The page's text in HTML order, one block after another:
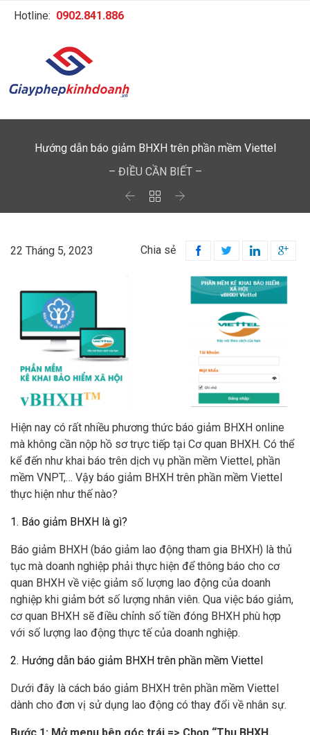
Hotline: 0902.841.886
Hướng dẫn báo giảm BHXH trên phần mềm Viettel
– ĐIỀU CẦN BIẾT –
  
22 Tháng 5, 2023 Chia sẻ    
Hiện nay có rất nhiều phương thức báo giảm BHXH online
mà không cần nộp hồ sơ trực tiếp tại Cơ quan BHXH. Có thể
kể đến như khai báo trên dịch vụ phần mềm Viettel, phần
mềm VNPT,… Vậy báo giảm BHXH trên phần mềm Viettel
thực hiện như thế nào?
1. Báo giảm BHXH là gì?
Báo giảm BHXH (báo giảm lao động tham gia BHXH) là thủ
tục mà doanh nghiệp phải thực hiện để thông báo cho cơ
quan BHXH về việc giảm số lượng lao động của doanh
nghiệp khi giảm bớt số lượng nhân viên. Qua việc báo giảm,
cơ quan BHXH sẽ điều chỉnh số tiền đóng BHXH phù hợp
với số lượng lao động thực tế của doanh nghiệp.
2. Hướng dẫn báo giảm BHXH trên phần mềm Viettel
Dưới đây là cách báo giảm BHXH trên phần mềm Viettel
dành cho đơn vị sử dụng lao động có thay đổi về nhân sự.